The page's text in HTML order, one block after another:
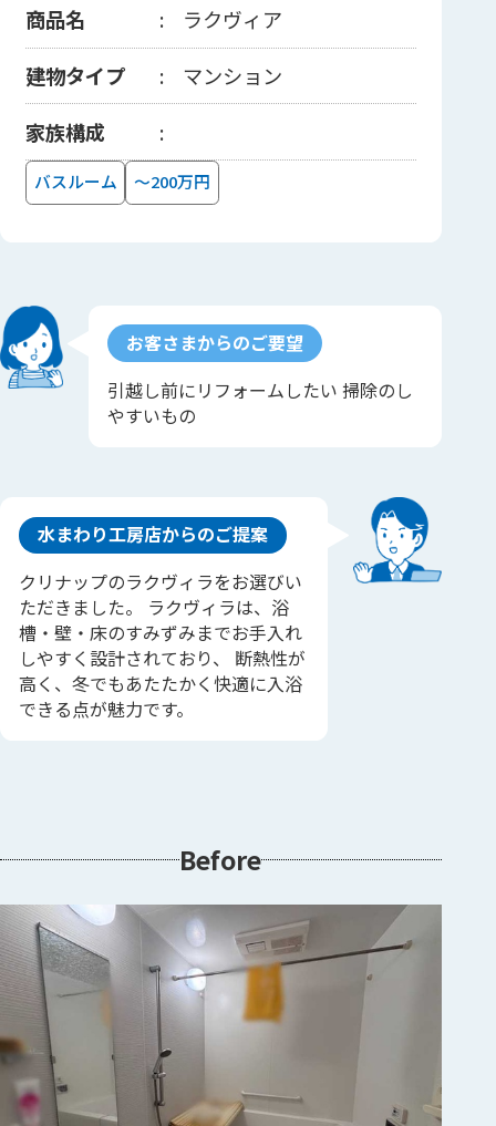
商品名
ラクヴィア
建物タイプ
マンション
家族構成
バスルーム ～200万円
お客さまからのご要望
引越し前にリフォームしたい 掃除のし
やすいもの
水まわり工房店からのご提案
クリナップのラクヴィラをお選びい
ただきました。 ラクヴィラは、浴
槽・壁・床のすみずみまでお手入れ
しやすく設計されており、 断熱性が
高く、冬でもあたたかく快適に入浴
できる点が魅力です。
Before